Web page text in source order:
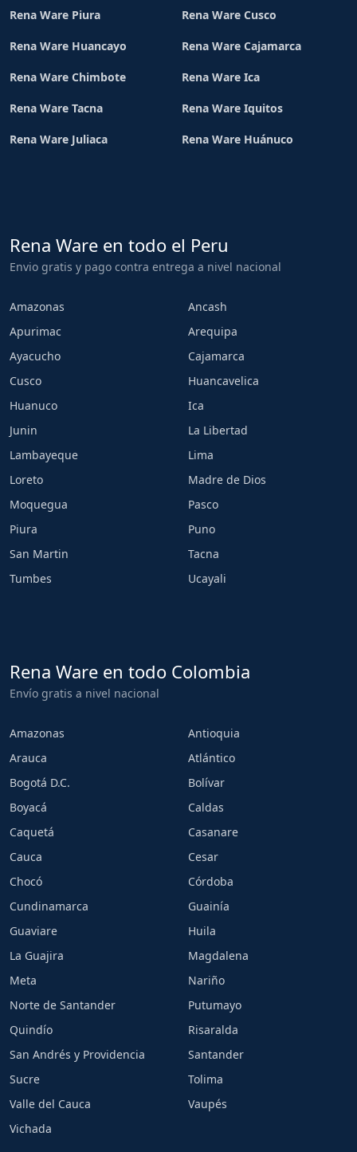
Rena Ware Piura Rena Ware Cusco
Rena Ware Huancayo Rena Ware Cajamarca
Rena Ware Chimbote Rena Ware Ica
Rena Ware Tacna Rena Ware Iquitos
Rena Ware Juliaca Rena Ware Huánuco
Rena Ware en todo el Peru
Envio gratis y pago contra entrega a nivel nacional
Amazonas
Ancash
Apurimac
Arequipa
Ayacucho
Cajamarca
Cusco
Huancavelica
Huanuco
Ica
Junin
La Libertad
Lambayeque
Lima
Loreto
Madre de Dios
Moquegua
Pasco
Piura
Puno
San Martin
Tacna
Tumbes
Ucayali
Rena Ware en todo Colombia
Envío gratis a nivel nacional
Amazonas
Antioquia
Arauca
Atlántico
Bogotá D.C.
Bolívar
Boyacá
Caldas
Caquetá
Casanare
Cauca
Cesar
Chocó
Córdoba
Cundinamarca
Guainía
Guaviare
Huila
La Guajira
Magdalena
Meta
Nariño
Norte de Santander
Putumayo
Quindío
Risaralda
San Andrés y Providencia
Santander
Sucre
Tolima
Valle del Cauca
Vaupés
Vichada